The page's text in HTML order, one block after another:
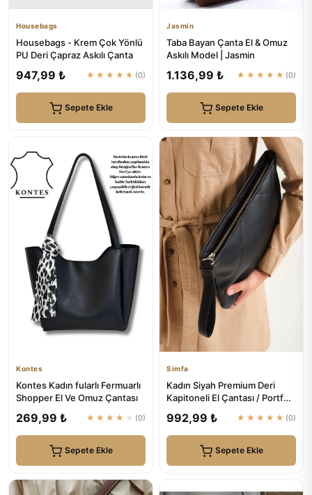
Housebags
Housebags - Krem Çok Yönlü
PU Deri Çapraz Askılı Çanta
947,99 ₺ ★★★★★ (0)
Sepete Ekle
Jasmin
Taba Bayan Çanta El & Omuz
Askılı Model | Jasmin
1.136,99 ₺ ★★★★★ (0)
Sepete Ekle
Kontes
Kontes Kadın fularlı Fermuarlı
Shopper El Ve Omuz Çantası
269,99 ₺ ★★★★★ (0)
Sepete Ekle
Simfa
Kadın Siyah Premium Deri
Kapitoneli El Çantası / Portföy
992,99 ₺ ★★★★★ (0)
Sepete Ekle